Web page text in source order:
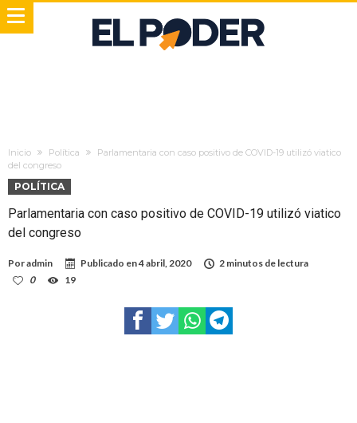
Inicio Política
Parlamentaria con caso positivo de COVID-19 utilizó viatico
del congreso
POLÍTICA
Parlamentaria con caso positivo de COVID-19 utilizó viatico
del congreso
Poradmin Publicado en4 abril, 2020
2 minutos de lectura
0
19